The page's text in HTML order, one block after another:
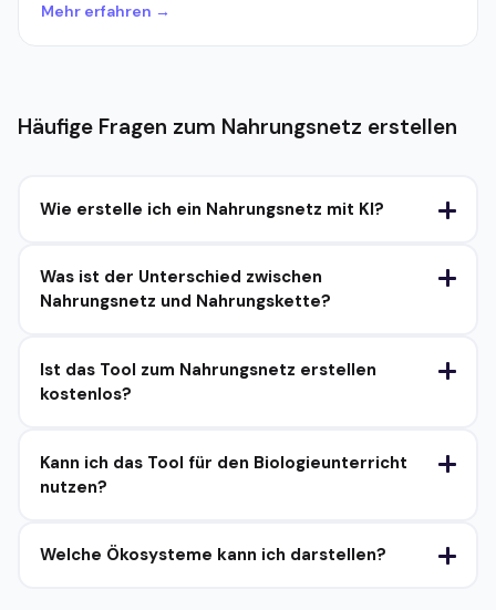
Mehr erfahren →
Häufige Fragen zum Nahrungsnetz erstellen
Wie erstelle ich ein Nahrungsnetz mit KI?
Was ist der Unterschied zwischen
Nahrungsnetz und Nahrungskette?
Ist das Tool zum Nahrungsnetz erstellen
kostenlos?
Kann ich das Tool für den Biologieunterricht
nutzen?
Welche Ökosysteme kann ich darstellen?